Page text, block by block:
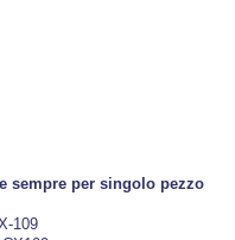
sempre per singolo pezzo
109